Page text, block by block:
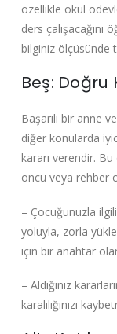
özellikle okul
ders çalışacağını
bilginiz ölçüsünde
Beş:
Başarılı bir anne
diğer konularda
kararı verendir.
öncü veya rehber
– Çocuğunuzla
yoluyla, zorla
için bir anahtar
– Aldığınız
karalılığınızı